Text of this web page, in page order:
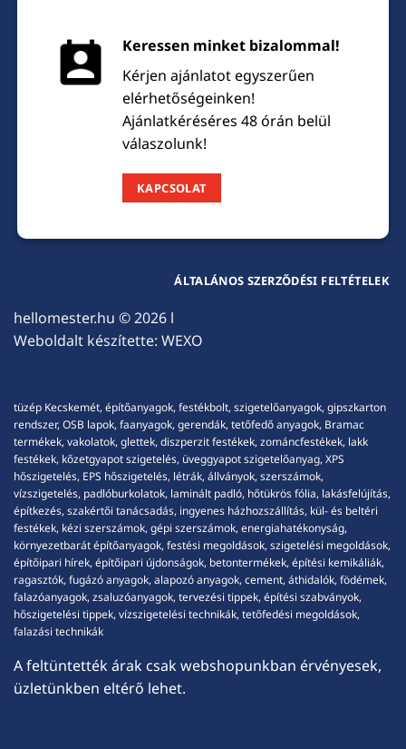
Keressen minket bizalommal!
Kérjen ajánlatot egyszerűen
elérhetőségeinken!
Ajánlatkéréséres 48 órán belül
válaszolunk!
KAPCSOLAT
hellomester.hu © 2026 l
Weboldalt készítette: WEXO
ÁLTALÁNOS SZERZŐDÉSI FELTÉTELEK
tüzép Kecskemét, építőanyagok, festékbolt, szigetelőanyagok, gipszkarton
rendszer, OSB lapok, faanyagok, gerendák, tetőfedő anyagok, Bramac
termékek, vakolatok, glettek, diszperzit festékek, zománcfestékek, lakk
festékek, kőzetgyapot szigetelés, üveggyapot szigetelőanyag, XPS
hőszigetelés, EPS hőszigetelés, létrák, állványok, szerszámok,
vízszigetelés, padlóburkolatok, laminált padló, hőtükrös fólia, lakásfelújítás,
építkezés, szakértői tanácsadás, ingyenes házhozszállítás, kül- és beltéri
festékek, kézi szerszámok, gépi szerszámok, energiahatékonyság,
környezetbarát építőanyagok, festési megoldások, szigetelési megoldások,
építőipari hírek, építőipari újdonságok, betontermékek, építési kemikáliák,
ragasztók, fugázó anyagok, alapozó anyagok, cement, áthidalók, födémek,
falazóanyagok, zsaluzóanyagok, tervezési tippek, építési szabványok,
hőszigetelési tippek, vízszigetelési technikák, tetőfedési megoldások,
falazási technikák
A feltüntették árak csak webshopunkban érvényesek,
üzletünkben eltérő lehet.